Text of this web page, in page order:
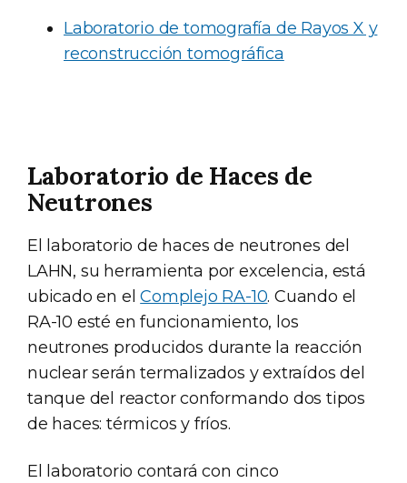
Laboratorio de tomografía de Rayos X y
reconstrucción tomográfica
Laboratorio de Haces de
Neutrones
El laboratorio de haces de neutrones del
LAHN, su herramienta por excelencia, está
ubicado en elComplejo RA-10. Cuando el
RA-10 esté en funcionamiento, los
neutrones producidos durante la reacción
nuclear serán termalizados y extraídos del
tanque del reactor conformando dos tipos
de haces: térmicos y fríos.
El laboratorio contará con cinco